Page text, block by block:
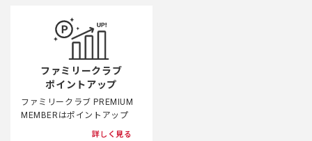
ファミリークラブ
ポイントアップ
ファミリークラブ PREMIUM
MEMBERはポイントアップ
詳しく見る